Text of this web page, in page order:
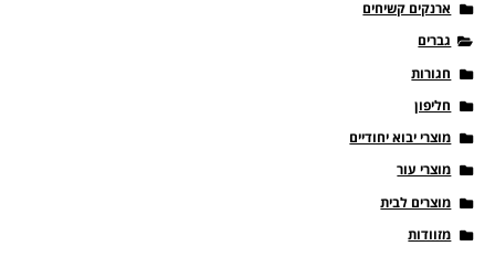
ארנקים קשיחים
גברים
חגורות
חליפון
מוצרי יבוא יחודיים
מוצרי עור
מוצרים לבית
מזוודות